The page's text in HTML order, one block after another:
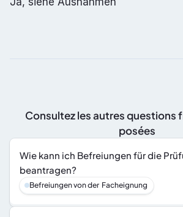
Consultez les autres questions
posées
Wie kann ich Befreiungen für die
beantragen?
Befreiungen von der  Facheignung